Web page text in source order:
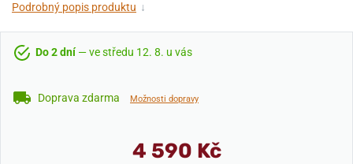
Podrobný popis produktu ↓
Do 2 dní— ve středu 12. 8. u vás
Doprava zdarma Možnosti dopravy
4 590 Kč